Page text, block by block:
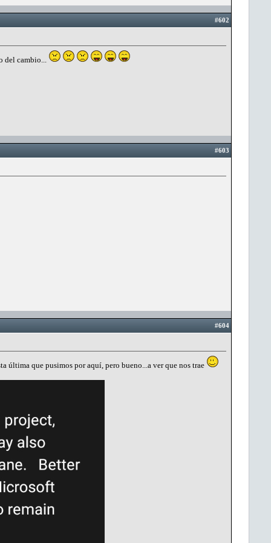
#602
del cambio...
#603
#604
última que pusimos por aquí, pero bueno...a ver que nos trae